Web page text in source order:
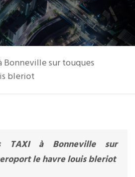
Bonneville sur touques
bleriot
TAXI à Bonneville sur
le havre louis bleriot